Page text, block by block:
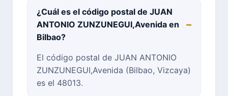
¿Cuál es el código postal de JUAN
ANTONIO ZUNZUNEGUI,Avenida en
Bilbao?
El código postal de JUAN ANTONIO
ZUNZUNEGUI,Avenida (Bilbao, Vizcaya)
es el 48013.